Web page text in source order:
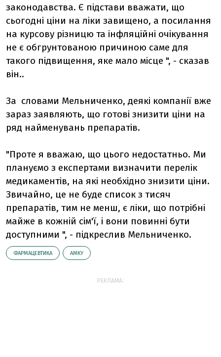
законодавства. Є підстави вважати, що
сьогодні ціни на ліки завищено, а посилання
на курсову різницю та інфляційні очікування
не є обгрунтованою причиною саме для
такого підвищення, яке мало місце ", - сказав
він..
За словами Мельниченко, деякі компанії вже
зараз заявляють, що готові знизити ціни на
ряд найменувань препаратів.
"Проте я вважаю, що цього недостатньо. Ми
плануємо з експертами визначити перелік
медикаментів, на які необхідно знизити ціни.
Звичайно, це не буде список з тисяч
препаратів, тим не менш, є ліки, що потрібні
майже в кожній сім'ї, і вони повинні бути
доступними ", - підкреслив Мельниченко.
ФАРМАЦЕВТИКА АМКУ
РЕКЛАМА: